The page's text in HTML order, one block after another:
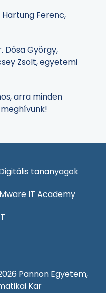
Ferenc,
Dósa György,
Zsolt, egyetemi
arra minden
tananyagok
IT Academy
Pannon Egyetem,
Kar